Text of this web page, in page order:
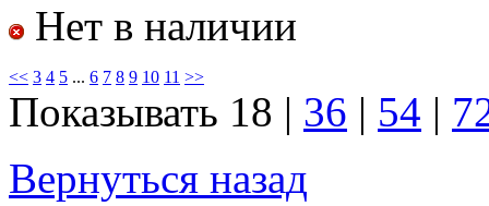
Нет в наличии
<< 3 4 5 ... 6 7 8 9 10 11 >>
Показывать 18 | 36 | 54 |
Вернуться назад